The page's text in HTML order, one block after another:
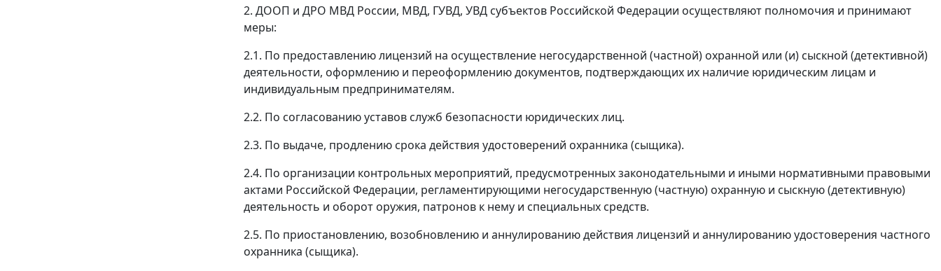
2. ДООП и ДРО МВД России, МВД, ГУВД, УВД субъектов Российской Федерации осуществляют полномочия и принимают
меры:
2.1. По предоставлению лицензий на осуществление негосударственной (частной) охранной или (и) сыскной (детективной)
деятельности, оформлению и переоформлению документов, подтверждающих их наличие юридическим лицам и
индивидуальным предпринимателям.
2.2. По согласованию уставов служб безопасности юридических лиц.
2.3. По выдаче, продлению срока действия удостоверений охранника (сыщика).
2.4. По организации контрольных мероприятий, предусмотренных законодательными и иными нормативными правовыми
актами Российской Федерации, регламентирующими негосударственную (частную) охранную и сыскную (детективную)
деятельность и оборот оружия, патронов к нему и специальных средств.
2.5. По приостановлению, возобновлению и аннулированию действия лицензий и аннулированию удостоверения частного
охранника (сыщика).